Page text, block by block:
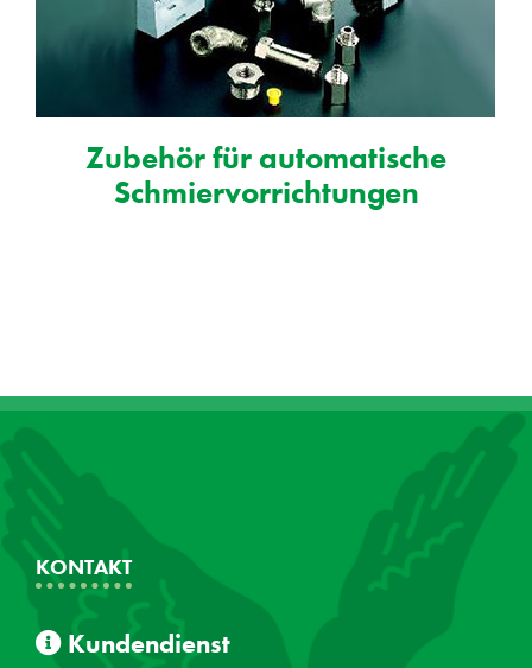
Zubehör für automatische
Schmiervorrichtungen
KONTAKT
Kundendienst